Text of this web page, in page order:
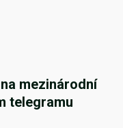
mezinárodní
telegramu